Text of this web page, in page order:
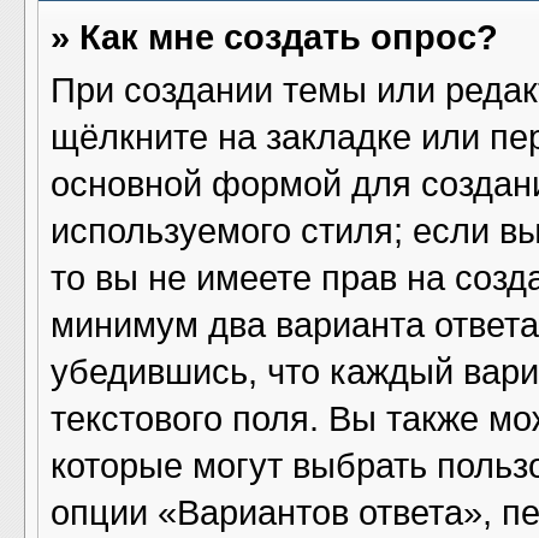
» Как мне создать опрос?
При создании темы или
щёлкните на закладке или
основной формой для
используемого стиля; если
то вы не имеете прав на
минимум два варианта
убедившись, что каждый
текстового поля. Вы также
которые могут выбрать
опции «Вариантов ответа»,